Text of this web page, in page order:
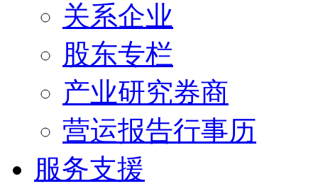
关系企业
股东专栏
产业研究券商
营运报告行事历
服务支援